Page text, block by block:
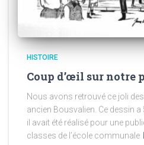
HISTOIRE
Coup d’œil sur notre
Nous avons retrouvé ce joli
ancien Bousvalien. Ce dessin a
il avait été réalisé pour une
classes de l’école communale